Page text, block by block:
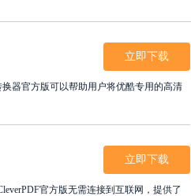
器官方版可以帮助用户将优酷专用的高清
立即下载
官方版无需连接到互联网，提供了
立即下载